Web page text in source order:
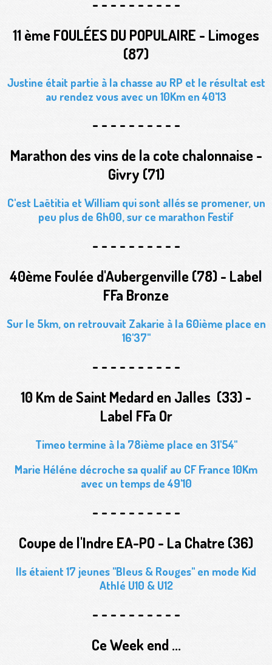
- - - - - - - - - -
11 ème FOULÉES DU POPULAIRE - Limoges
(87)
Justine était partie à la chasse au RP et le résultat est
au rendez vous avec un 10Km en40'13
- - - - - - - - - -
Marathon des vins de la cote chalonnaise -
Givry (71)
C'est Laëtitia et Williamqui sont allés se promener, un
peu plus de 6h00, sur ce marathon Festif
- - - - - - - - - -
40ème Foulée d'Aubergenville (78) - Label
FFa Bronze
Sur le 5km, on retrouvait Zakarie à la 60ième place en
16'37''
- - - - - - - - - -
10 Km de Saint Medard en Jalles (33) -
Label FFa Or
Timeo termine à la 78ième place en 31'54''
Marie Héléne décroche sa qualif au CF France 10Km
avec un temps de49'10
- - - - - - - - - -
Coupe de l'Indre EA-PO - La Chatre (36)
Ils étaient17 jeunes "Bleus & Rouges" en mode Kid
Athlé U10 & U12
- - - - - - - - - -
Ce Week end ...